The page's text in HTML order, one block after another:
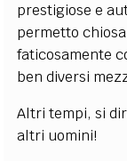
prestigiose e
permetto
faticosamente
ben diversi
Altri tempi, si
altri uomini!